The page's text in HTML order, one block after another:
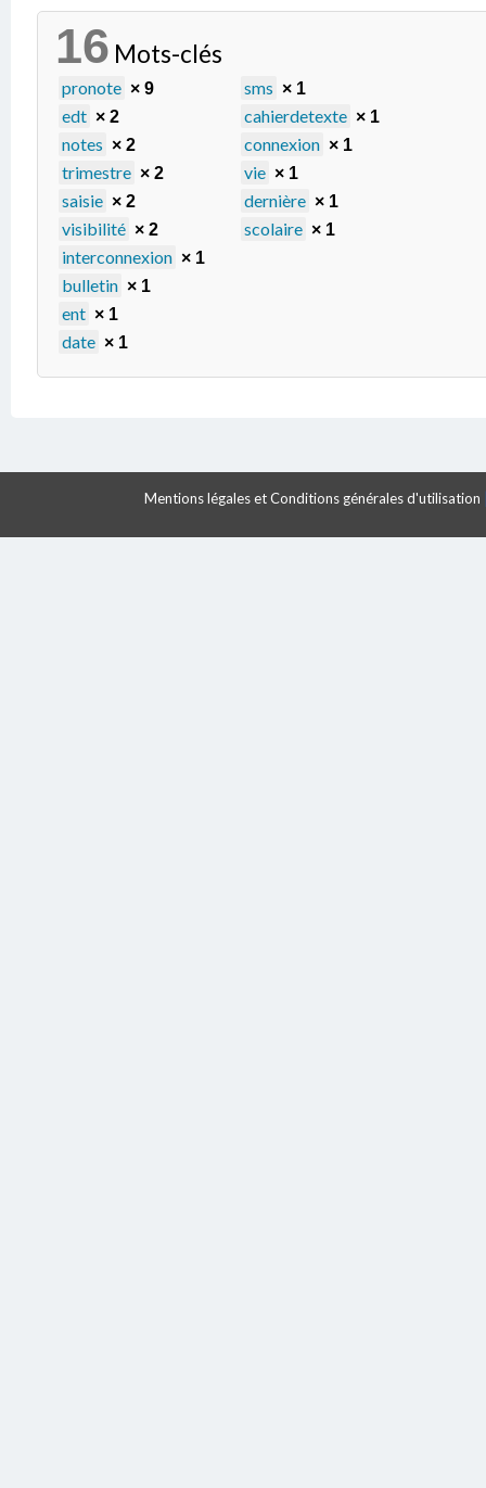
16 Mots-clés
pronote × 9
edt × 2
notes × 2
trimestre × 2
saisie × 2
visibilité × 2
interconnexion × 1
bulletin × 1
ent × 1
date × 1
sms × 1
cahierdetexte × 1
connexion × 1
vie × 1
dernière × 1
scolaire × 1
Mentions légales et Conditions générales d'utilisation